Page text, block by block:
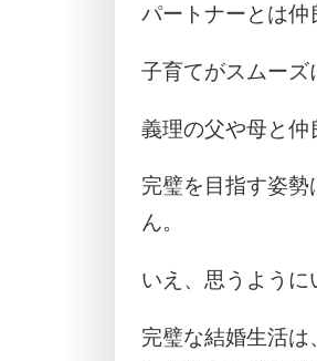
パートナーとは仲
子育てがスムーズ
義理の父や母と仲
完璧を目指す姿
ん。
いえ、思うように
完璧な結婚生活